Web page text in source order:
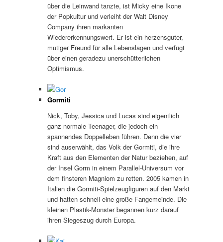
über die Leinwand tanzte, ist Micky eine Ikone
der Popkultur und verleiht der Walt Disney
Company ihren markanten
Wiedererkennungswert. Er ist ein herzensguter,
mutiger Freund für alle Lebenslagen und verfügt
über einen geradezu unerschütterlichen
Optimismus.
Gormiti
Nick, Toby, Jessica und Lucas sind eigentlich
ganz normale Teenager, die jedoch ein
spannendes Doppelleben führen. Denn die vier
sind auserwählt, das Volk der Gormiti, die ihre
Kraft aus den Elementen der Natur beziehen, auf
der Insel Gorm in einem Parallel-Universum vor
dem finsteren Magniom zu retten. 2005 kamen in
Italien die Gormiti-Spielzeugfiguren auf den Markt
und hatten schnell eine große Fangemeinde. Die
kleinen Plastik-Monster begannen kurz darauf
ihren Siegeszug durch Europa.